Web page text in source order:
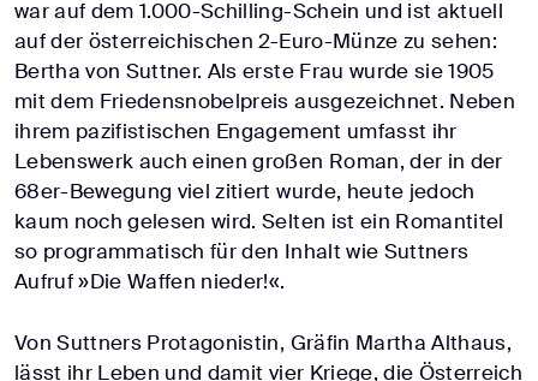
war auf dem 1.000-Schilling-Schein und ist aktuell
auf der österreichischen 2-Euro-Münze zu sehen:
Bertha von Suttner. Als erste Frau wurde sie 1905
mit dem Friedensnobelpreis ausgezeichnet. Neben
ihrem pazifistischen Engagement umfasst ihr
Lebenswerk auch einen großen Roman, der in der
68er-Bewegung viel zitiert wurde, heute jedoch
kaum noch gelesen wird. Selten ist ein Romantitel
so programmatisch für den Inhalt wie Suttners
Aufruf »Die Waffen nieder!«.
Von Suttners Protagonistin, Gräfin Martha Althaus,
lässt ihr Leben und damit vier Kriege, die Österreich